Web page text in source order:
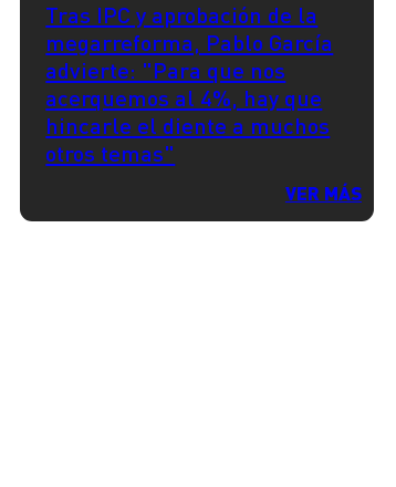
Tras IPC y aprobación de la
megarreforma, Pablo García
advierte: "Para que nos
acerquemos al 4%, hay que
hincarle el diente a muchos
otros temas"
VER MÁS